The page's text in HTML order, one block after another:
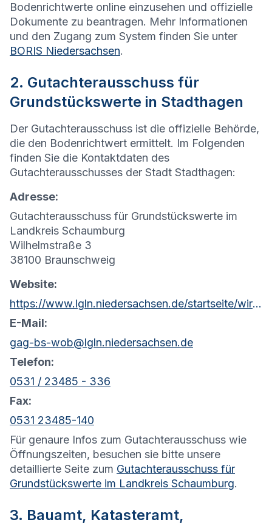
Bodenrichtwerte online einzusehen und offizielle
Dokumente zu beantragen. Mehr Informationen
und den Zugang zum System finden Sie unter
BORIS Niedersachsen.
2. Gutachterausschuss für
Grundstückswerte in Stadthagen
Der Gutachterausschuss ist die offizielle Behörde,
die den Bodenrichtwert ermittelt. Im Folgenden
finden Sie die Kontaktdaten des
Gutachterausschusses der Stadt Stadthagen:
Adresse:
Gutachterausschuss für Grundstückswerte im
Landkreis Schaumburg
Wilhelmstraße 3
38100 Braunschweig
Website:
https://www.lgln.niedersachsen.de/startseite/wir_uber_uns_amp_organisation/organisation_amp_kontakt/rd_braunschweig_wolfsburg/geschaftsstelle_gutachterausschuss/geschaftsstelle-des-gutachterausschusses-101491.html
E-Mail:
gag-bs-wob@lgln.niedersachsen.de
Telefon:
0531 / 23485 - 336
Fax:
0531 23485-140
Für genaure Infos zum Gutachterausschuss wie
Öffnungszeiten, besuchen sie bitte unsere
detaillierte Seite zum Gutachterausschuss für
Grundstückswerte im Landkreis Schaumburg.
3. Bauamt, Katasteramt,